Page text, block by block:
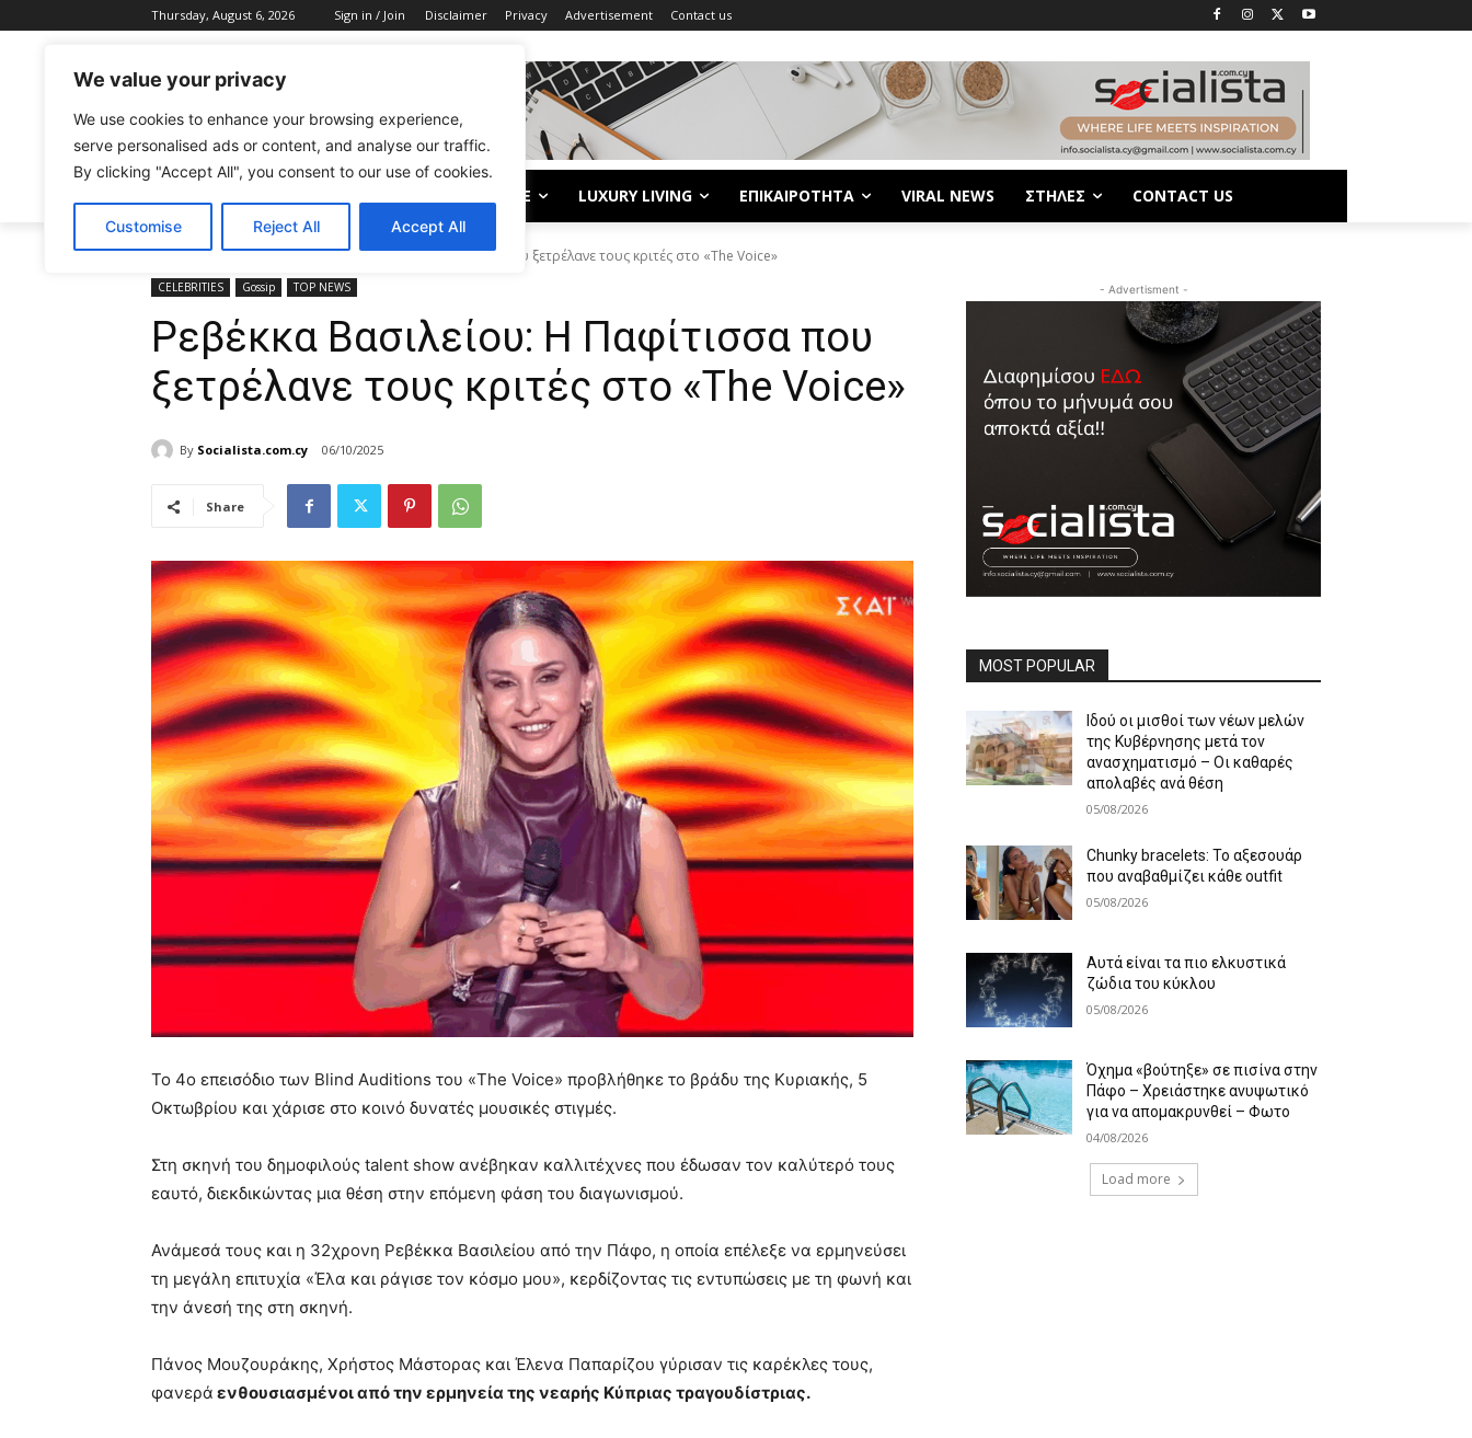
We value your privacy
We use cookies to enhance your browsing experience,
serve personalised ads or content, and analyse our traffic.
By clicking "Accept All", you consent to our use of cookies.
Customise Reject All Accept All
Thursday, August 6, 2026 Sign in / Join Disclaimer Privacy Advertisement Contact us
LIFE LUXURY LIVING ΕΠΙΚΑΙΡΟΤΗΤΑ VIRAL NEWS ΣΤΗΛΕΣ CONTACT US
Home CELEBRITIES Ρεβέκκα Βασιλείου: Η Παφίτισσα που ξετρέλανε τους κριτές στο «The Voice»
CELEBRITIES Gossip TOP NEWS
Ρεβέκκα Βασιλείου: Η Παφίτισσα που
ξετρέλανε τους κριτές στο «The Voice»
By Socialista.com.cy 06/10/2025
Share
Το 4ο επεισόδιο των Blind Auditions του «The Voice» προβλήθηκε το βράδυ της Κυριακής, 5
Οκτωβρίου και χάρισε στο κοινό δυνατές μουσικές στιγμές.
Στη σκηνή του δημοφιλούς talent show ανέβηκαν καλλιτέχνες που έδωσαν τον καλύτερό τους
εαυτό, διεκδικώντας μια θέση στην επόμενη φάση του διαγωνισμού.
Ανάμεσά τους και η 32χρονη Ρεβέκκα Βασιλείου από την Πάφο, η οποία επέλεξε να ερμηνεύσει
τη μεγάλη επιτυχία «Έλα και ράγισε τον κόσμο μου», κερδίζοντας τις εντυπώσεις με τη φωνή και
την άνεσή της στη σκηνή.
Πάνος Μουζουράκης, Χρήστος Μάστορας και Έλενα Παπαρίζου γύρισαν τις καρέκλες τους,
φανερά ενθουσιασμένοι από την ερμηνεία της νεαρής Κύπριας τραγουδίστριας.
- Advertisment -
MOST POPULAR
Ιδού οι μισθοί των νέων μελών
της Κυβέρνησης μετά τον
ανασχηματισμό – Οι καθαρές
απολαβές ανά θέση
05/08/2026
Chunky bracelets: Το αξεσουάρ
που αναβαθμίζει κάθε outfit
05/08/2026
Αυτά είναι τα πιο ελκυστικά
ζώδια του κύκλου
05/08/2026
Όχημα «βούτηξε» σε πισίνα στην
Πάφο – Χρειάστηκε ανυψωτικό
για να απομακρυνθεί – Φωτο
04/08/2026
Load more